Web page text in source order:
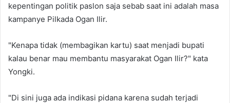
kepentingan politik paslon saja sebab saat ini adalah masa
kampanye Pilkada Ogan Ilir.
"Kenapa tidak (membagikan kartu) saat menjadi bupati
kalau benar mau membantu masyarakat Ogan Ilir?" kata
Yongki.
"Di sini juga ada indikasi pidana karena sudah terjadi